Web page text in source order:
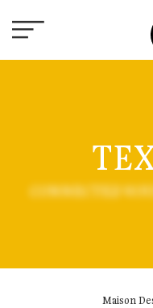
CONNECTEZ-
Maison